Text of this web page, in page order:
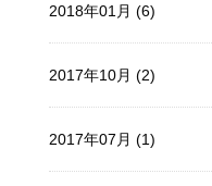
2018年01月 (6)
2017年10月 (2)
2017年07月 (1)